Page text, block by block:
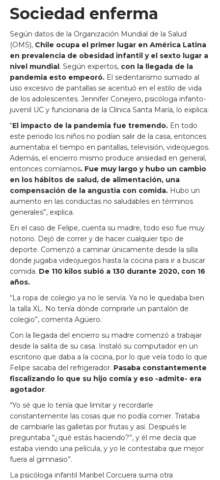
Sociedad enferma
Según datos de la Organización Mundial de la Salud
(OMS), Chile ocupa el primer lugar en América Latina
en prevalencia de obesidad infantil y el sexto lugar a
nivel mundial. Según expertos, con la llegada de la
pandemia esto empeoró. El sedentarismo sumado al
uso excesivo de pantallas se acentuó en el estilo de vida
de los adolescentes. Jennifer Conejero, psicóloga infanto-
juvenil UC y funcionaria de la Clínica Santa María, lo explica:
“El impacto de la pandemia fue tremendo. En todo
este periodo los niños no podían salir de la casa, entonces
aumentaba el tiempo en pantallas, televisión, videojuegos.
Además, el encierro mismo produce ansiedad en general,
entonces comíamos. Fue muy largo y hubo un cambio
en los hábitos de salud, de alimentación, una
compensación de la angustia con comida. Hubo un
aumento en las conductas no saludables en términos
generales”, explica.
En el caso de Felipe, cuenta su madre, todo eso fue muy
notorio. Dejó de correr y de hacer cualquier tipo de
deporte. Comenzó a caminar únicamente desde la silla
donde jugaba videojuegos hasta la cocina para ir a buscar
comida. De 110 kilos subió a 130 durante 2020, con 16
años.
“La ropa de colegio ya no le servía. Ya no le quedaba bien
la talla XL. No tenía dónde comprarle un pantalón de
colegio”, comenta Agüero.
Con la llegada del encierro su madre comenzó a trabajar
desde la salita de su casa. Instaló su computador en un
escritorio que daba a la cocina, por lo que veía todo lo que
Felipe sacaba del refrigerador. Pasaba constantemente
fiscalizando lo que su hijo comía y eso -admite- era
agotador.
“Yo sé que lo tenía que limitar y recordarle
constantemente las cosas que no podía comer. Trataba
de cambiarle las galletas por frutas y así. Después le
preguntaba “¿qué estás haciendo?”, y él me decía que
estaba viendo una película, y yo le contestaba que mejor
fuera al gimnasio”.
La psicóloga infantil Maribel Corcuera suma otra